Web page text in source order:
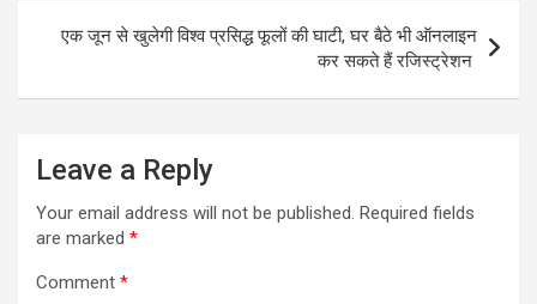
एक जून से खुलेगी विश्व प्रसिद्ध फूलों की घाटी, घर बैठे भी ऑनलाइन
कर सकते हैं रजिस्ट्रेशन
Leave a Reply
Your email address will not be published. Required fields
are marked *
Comment *